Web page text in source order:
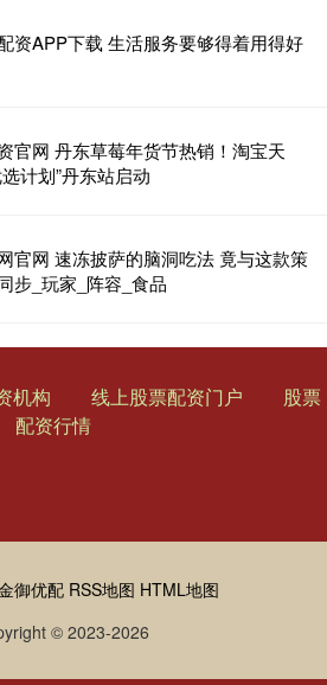
资APP下载 生活服务要够得着用得好
官网 丹东草莓年货节热销！淘宝天
计划”丹东站启动
官网 速冻披萨的脑洞吃法 竟与这款策
步_玩家_阵容_食品
机构 线上股票配资门户
股票
配资行情
御优配 RSS地图 HTML地图
© 2023-2026